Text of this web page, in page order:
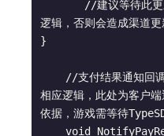
逻辑，否则会造成渠道更
}
相应逻辑，此处为客户
依据，游戏需等待